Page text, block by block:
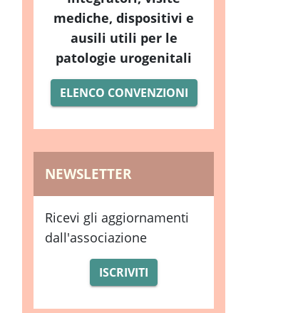
mediche, dispositivi e
ausili utili per le
patologie urogenitali
ELENCO CONVENZIONI
NEWSLETTER
Ricevi gli aggiornamenti
dall'associazione
ISCRIVITI